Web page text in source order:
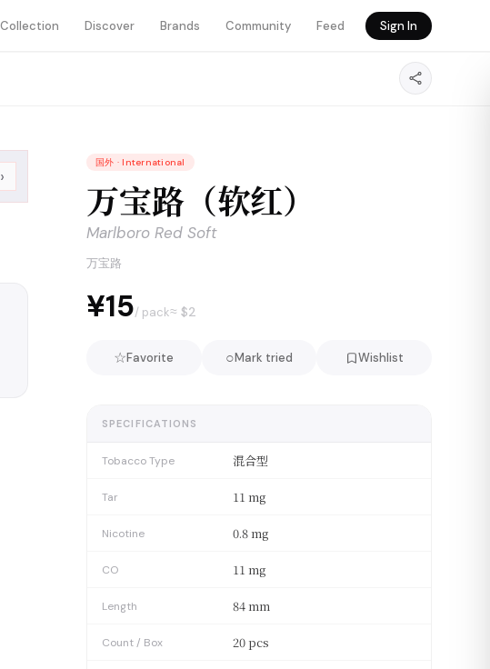
Collection Discover Brands Community Feed Sign In
›
国外 · International
万宝路（软红）
Marlboro Red Soft
万宝路
¥15/ pack≈ $2
☆Favorite ○Mark tried Wishlist
SPECIFICATIONS
Tobacco Type 混合型
Tar 11 mg
Nicotine 0.8 mg
CO 11 mg
Length 84 mm
Count / Box 20 pcs